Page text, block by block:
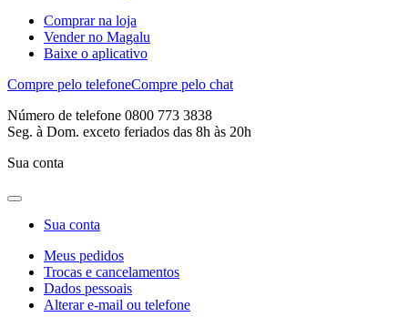
Comprar na loja
Vender no Magalu
Baixe o aplicativo
Compre pelo telefoneCompre pelo chat
Número de telefone 0800 773 3838
Seg. à Dom. exceto feriados das 8h às 20h
Sua conta
Sua conta
Meus pedidos
Trocas e cancelamentos
Dados pessoais
Alterar e-mail ou telefone